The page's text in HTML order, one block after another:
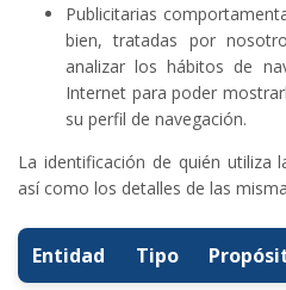
Publicitarias
bien, tratadas por
analizar los hábitos de
Internet para poder
su perfil de navegación.
La identificación de quién utiliza
así como los detalles de las
Entidad Tipo